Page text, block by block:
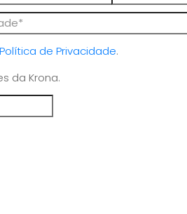
Política de Privacidade.
da Krona.